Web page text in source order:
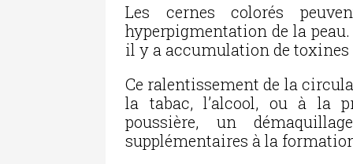
Les cernes colorés
hyperpigmentation de la
il y a accumulation de toxines
Ce ralentissement de la
la tabac, l’alcool, ou à la
poussière, un
supplémentaires à la